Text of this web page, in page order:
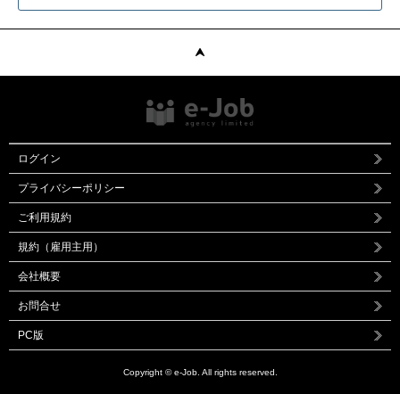
ログイン
プライバシーポリシー
ご利用規約
規約（雇用主用）
会社概要
お問合せ
PC版
Copyright © e-Job. All rights reserved.